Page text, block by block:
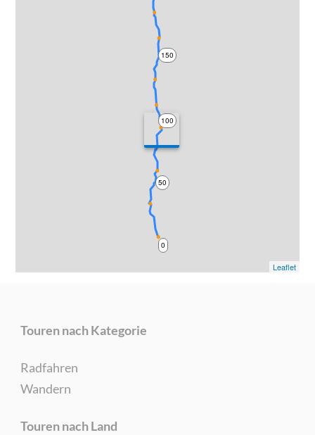
0
50
100
150
Leaflet
Touren nach Kategorie
Radfahren
Wandern
Touren nach Land